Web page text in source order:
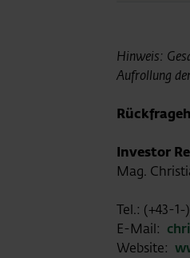
Hinweis:
Aufrollung
Investor
Mag.
Tel.: (+43-1-
E-Mail:
Website: